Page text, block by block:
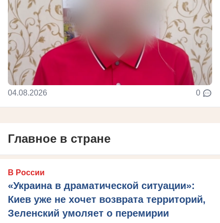
04.08.2026 0
Главное в стране
В России
«Украина в драматической ситуации»:
Киев уже не хочет возврата территорий,
Зеленский умоляет о перемирии